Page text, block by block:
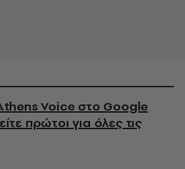
Voice στο Google
πρώτοι για όλες τις